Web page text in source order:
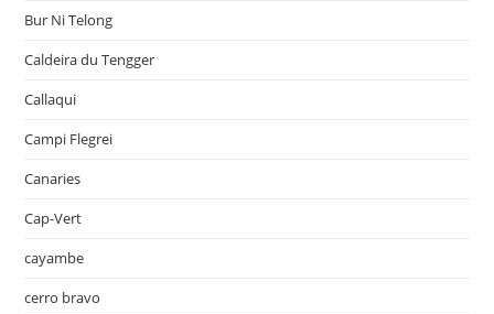
Bur Ni Telong
Caldeira du Tengger
Callaqui
Campi Flegrei
Canaries
Cap-Vert
cayambe
cerro bravo